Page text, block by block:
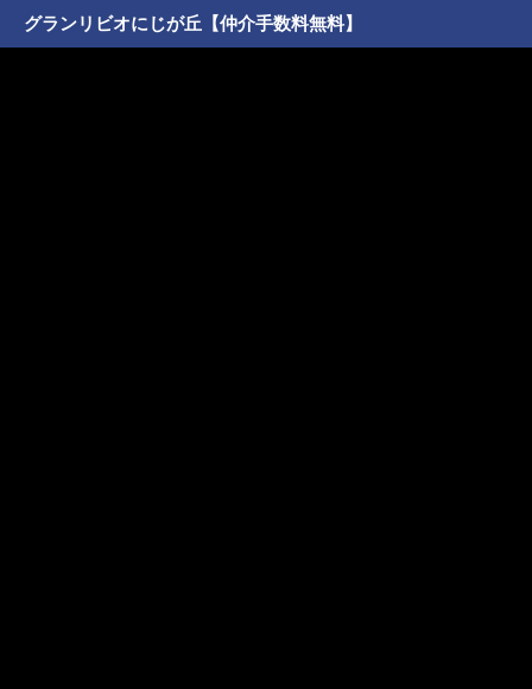
グランリビオにじが丘【仲介手数料無料】